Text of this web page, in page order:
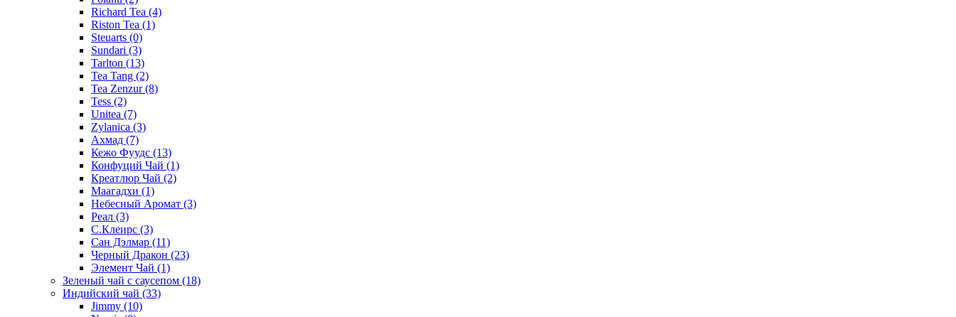
Richard Tea (4)
Riston Tea (1)
Steuarts (0)
Sundari (3)
Tarlton (13)
Tea Tang (2)
Tea Zenzur(8)
Tess (2)
Unitea (7)
Zylanica (3)
Ахмад (7)
Кежо Фуудс (13)
Конфуций Чай (1)
Креатлюр Чай (2)
Маагадхи (1)
Небесный Аромат (3)
Реал (3)
С.Клеирс (3)
Сан Дэлмар (11)
Черный Дракон (23)
Элемент Чай (1)
Зеленый чай с саусепом (18)
Индийский чай (33)
Jimmy (10)